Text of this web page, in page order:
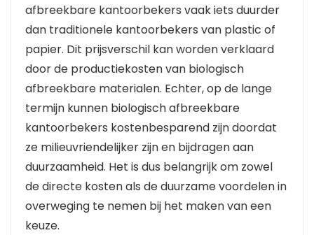
afbreekbare kantoorbekers vaak iets duurder
dan traditionele kantoorbekers van plastic of
papier. Dit prijsverschil kan worden verklaard
door de productiekosten van biologisch
afbreekbare materialen. Echter, op de lange
termijn kunnen biologisch afbreekbare
kantoorbekers kostenbesparend zijn doordat
ze milieuvriendelijker zijn en bijdragen aan
duurzaamheid. Het is dus belangrijk om zowel
de directe kosten als de duurzame voordelen in
overweging te nemen bij het maken van een
keuze.